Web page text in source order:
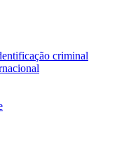
criminal